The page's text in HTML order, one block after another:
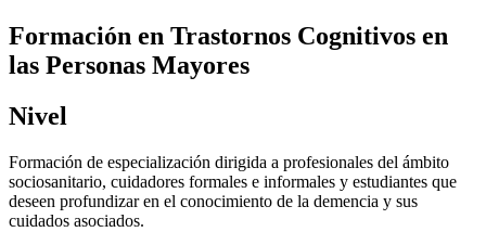
Formación en Trastornos Cognitivos en
las Personas Mayores
Nivel
Formación de especialización dirigida a profesionales del ámbito
sociosanitario, cuidadores formales e informales y estudiantes que
deseen profundizar en el conocimiento de la demencia y sus
cuidados asociados.